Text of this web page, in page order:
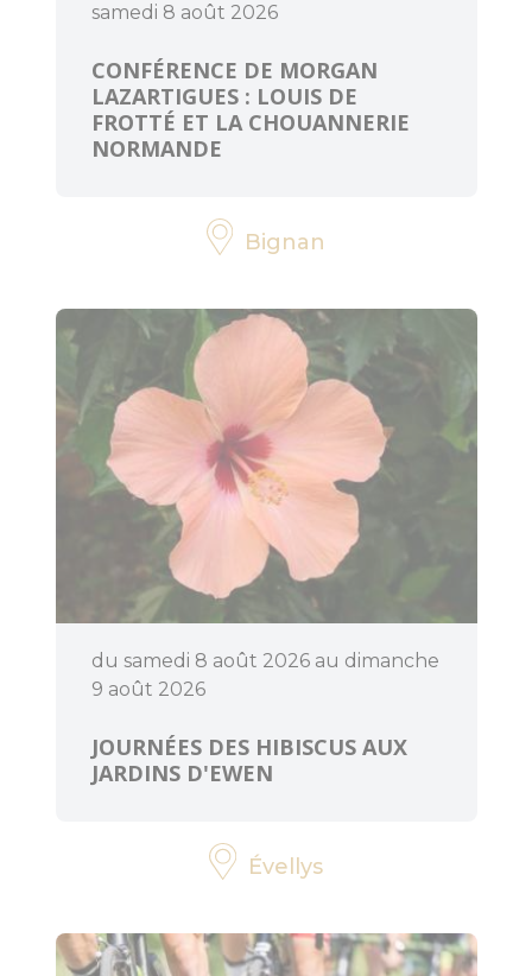
samedi 8 août 2026
CONFÉRENCE DE MORGAN
LAZARTIGUES : LOUIS DE
FROTTÉ ET LA CHOUANNERIE
NORMANDE
Bignan
du samedi 8 août 2026 au dimanche
9 août 2026
JOURNÉES DES HIBISCUS AUX
JARDINS D'EWEN
Évellys